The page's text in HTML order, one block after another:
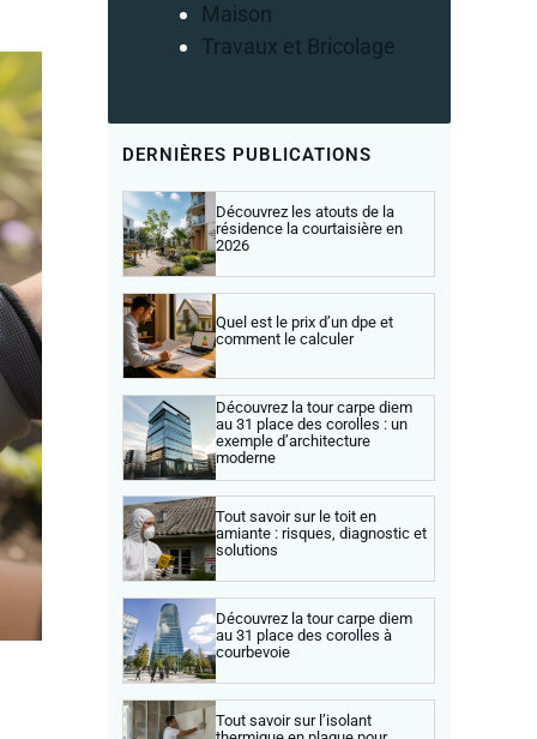
Maison
Travaux et Bricolage
DERNIÈRES PUBLICATIONS
Découvrez les atouts de la
résidence la courtaisière en
2026
Quel est le prix d’un dpe et
comment le calculer
Découvrez la tour carpe diem
au 31 place des corolles : un
exemple d’architecture
moderne
Tout savoir sur le toit en
amiante : risques, diagnostic et
solutions
Découvrez la tour carpe diem
au 31 place des corolles à
courbevoie
Tout savoir sur l’isolant